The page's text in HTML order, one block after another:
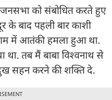
जनसभा को संबोधित करते हुए
बाद पहली बार काशी
में आतंकी हमला हुआ था.
तब मैं बाबा विश्वनाथ से
दुख सहन करने की शक्ति दे.